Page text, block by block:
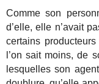
Comme son
d’elle, elle n’avait
certains
l’on sait moins, de
lesquelles son